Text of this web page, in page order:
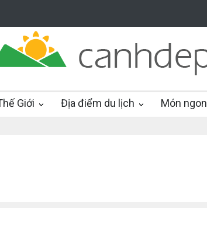
Giới Địa điểm du lịch Món ngon